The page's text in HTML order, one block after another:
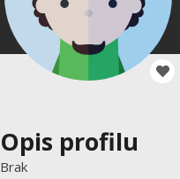
Opis profilu
Brak